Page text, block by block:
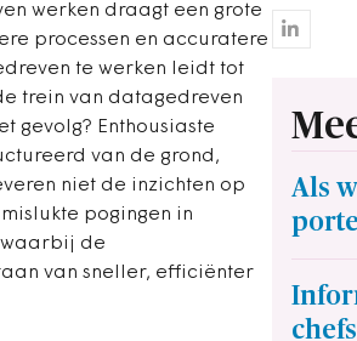
werken draagt een grote
processen en accuratere
te werken leidt tot
trein van datagedreven
gevolg? Enthousiaste
van de grond,
niet de inzichten op
pogingen in
waarbij de
van sneller, efficiënter
Als